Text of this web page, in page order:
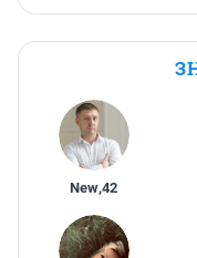
New,42